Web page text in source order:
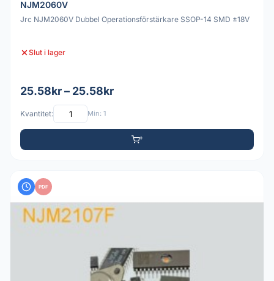
NJM2060V
Jrc NJM2060V Dubbel Operationsförstärkare SSOP-14 SMD ±18V
Slut i lager
25.58kr – 25.58kr
Kvantitet: Min: 1
PDF